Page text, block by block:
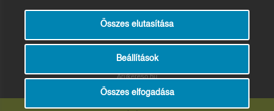
Árukereső.hu
Összes elutasítása
Beállítások
Összes elfogadása